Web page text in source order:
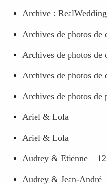
Archive :
Archives de photos de
Archives de photos de
Archives de photos de
Archives de photos de
Ariel & Lola
Ariel & Lola
Audrey & Etienne –
Audrey & Jean-André